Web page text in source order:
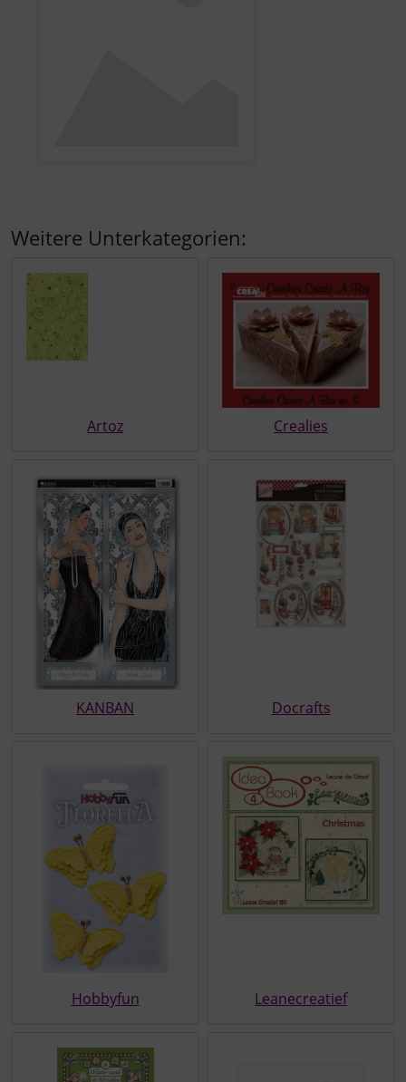
Weitere Unterkategorien:
Artoz Crealies
KANBAN Docrafts
Hobbyfun Leanecreatief